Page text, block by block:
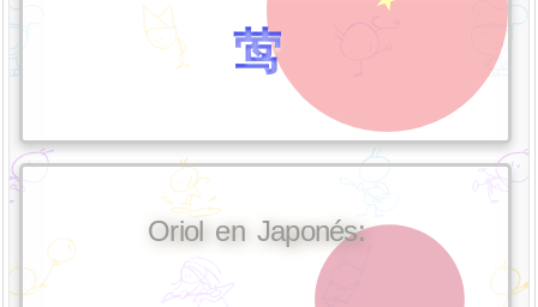
莺
Oriol en Japonés: